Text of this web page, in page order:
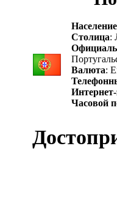
Население
Столица:
Валюта:
Интернет-
Часовой